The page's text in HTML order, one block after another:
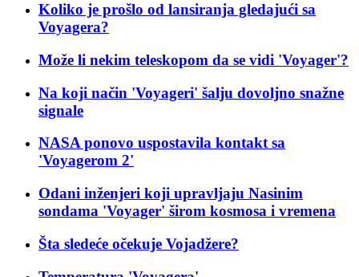
Koliko je prošlo od lansiranja gledajući sa
Voyagera?
Može li nekim teleskopom da se vidi 'Voyager'?
Na koji način 'Voyageri' šalju dovoljno snažne
signale
NASA ponovo uspostavila kontakt sa
'Voyagerom 2'
Odani inženjeri koji upravljaju Nasinim
sondama 'Voyager' širom kosmosa i vremena
Šta sledeće očekuje Vojadžere?